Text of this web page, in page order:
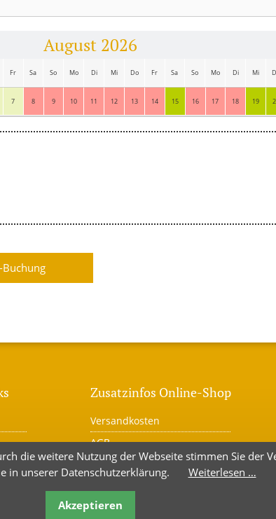
August 2026
Fr Sa So Mo Di Mi Do Fr Sa So Mo Di Mi
7 8 9 10 11 12 13 14 15 16 17 18 19
Zusatzinfos Online-Shop
Versandkosten
AGB
Widerrufsbelehrung
Kauf widerrufen
die weitere Nutzung der Webseite stimmen Sie der
in unserer Datenschutzerklärung.
Weiterlesen …
Akzeptieren